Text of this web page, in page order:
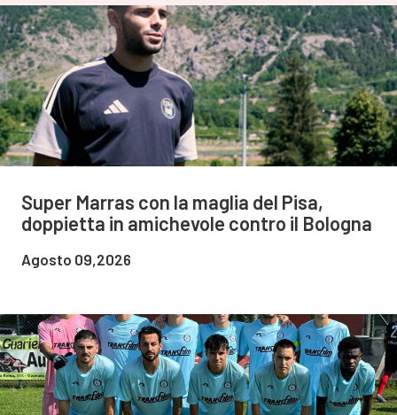
Super Marras con la maglia del Pisa,
doppietta in amichevole contro il Bologna
Agosto 09,2026